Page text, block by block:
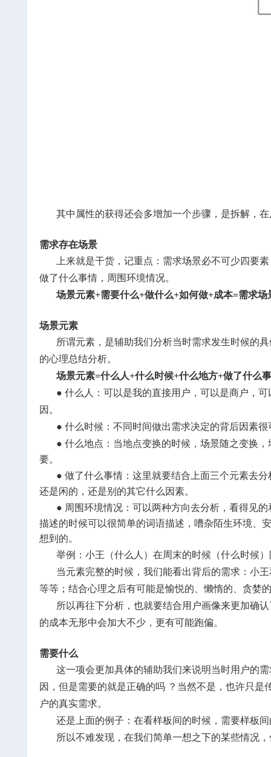
其中属性的获得还会多增加一个步骤，是拆解，
需求存在场景
上来就是干货，记重点：需求场景必不可少四要
做了什么事情，周围环境情况。
场景元素+需要什么+做什么+如何做+成本=需求场
场景元素
所谓元素，是辅助我们分析当时需求发生时候的
的心理总结分析。
场景元素=什么人+什么时候+什么地方+做了什么
● 什么人：可以是我的直接用户，可以是商户，
因。
● 什么时候：不同时间做出需求决定的背后因素
● 什么地点：当地点变换的时候，场景随之变换
要。
● 做了什么事情：这里就要结合上面三个元素去
还是闲的，还是别的其它什么因素。
● 周围环境情况：可以两种方向去分析，看得见
描述的时候可以很简单的词语描述，嘈杂陌生环境、
想到的。
举例：小王（什么人）在周末的时候（什么时候
当元素完整的时候，我们能看出背后的需求：小
等等；结合心理之后有可能是愉悦的、懒惰的、贪婪
所以再往下分析，也就要结合用户画像来更加确
的成本无形中会加大不少，更有可能跑偏。
需要什么
这一项会更加具体的辅助我们来说明当时用户的
因，但是需要的就是正确的吗 ？当然不是，也许只
户的真实需求。
还是上面的例子：在看样板间的时候，需要样板
所以不难发现，在我们简单一想之下的某些情况